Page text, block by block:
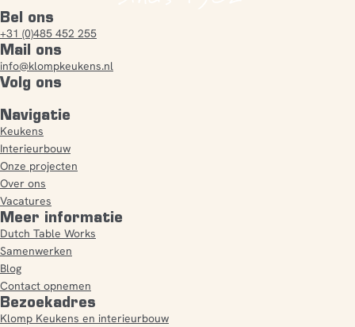
Bel ons
+31 (0)485 452 255
Mail ons
info@klompkeukens.nl
Volg ons
Navigatie
Keukens
Interieurbouw
Onze projecten
Over ons
Vacatures
Meer informatie
Dutch Table Works
Samenwerken
Blog
Contact opnemen
Bezoekadres
Klomp Keukens en interieurbouw